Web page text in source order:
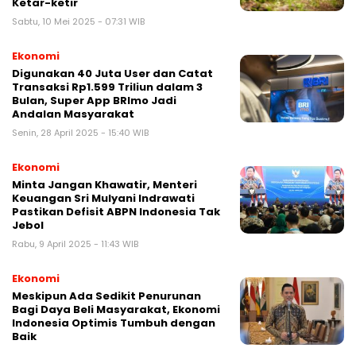
Ketar-ketir
Sabtu, 10 Mei 2025 - 07:31 WIB
Ekonomi
Digunakan 40 Juta User dan Catat
Transaksi Rp1.599 Triliun dalam 3
Bulan, Super App BRImo Jadi
Andalan Masyarakat
Senin, 28 April 2025 - 15:40 WIB
Ekonomi
Minta Jangan Khawatir, Menteri
Keuangan Sri Mulyani Indrawati
Pastikan Defisit ABPN Indonesia Tak
Jebol
Rabu, 9 April 2025 - 11:43 WIB
Ekonomi
Meskipun Ada Sedikit Penurunan
Bagi Daya Beli Masyarakat, Ekonomi
Indonesia Optimis Tumbuh dengan
Baik